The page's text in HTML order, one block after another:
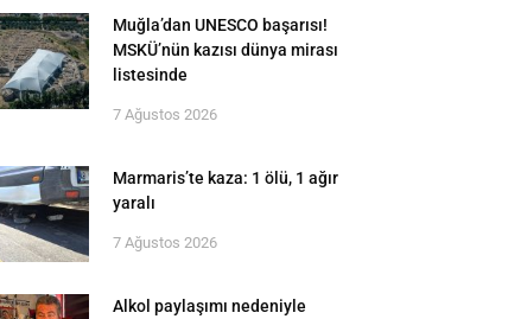
Muğla’dan UNESCO başarısı!
MSKÜ’nün kazısı dünya mirası
listesinde
7 Ağustos 2026
Marmaris’te kaza: 1 ölü, 1 ağır
yaralı
7 Ağustos 2026
Alkol paylaşımı nedeniyle